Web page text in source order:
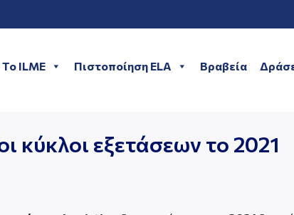
To ILME Πιστοποίηση ELA Βραβεία
κύκλοι εξετάσεων το 2021